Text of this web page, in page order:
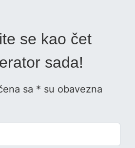
se kao čet
sada!
sa * su obavezna